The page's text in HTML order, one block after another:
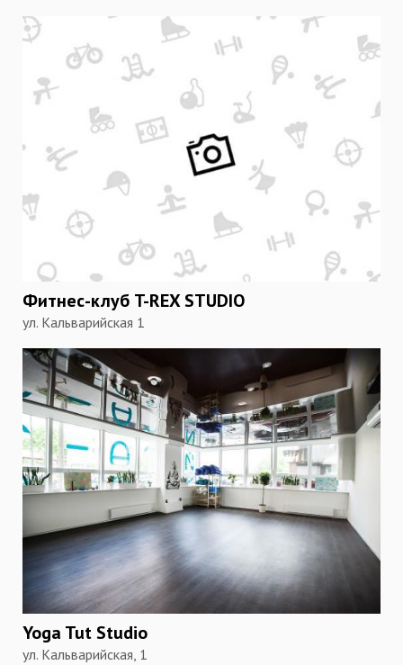
Фитнес-клуб T-REX STUDIO
ул. Кальварийская 1
Yoga Tut Studio
ул. Кальварийская, 1